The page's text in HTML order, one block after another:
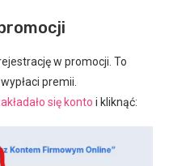
w promocji. To
premii.
się konto i kliknąć: